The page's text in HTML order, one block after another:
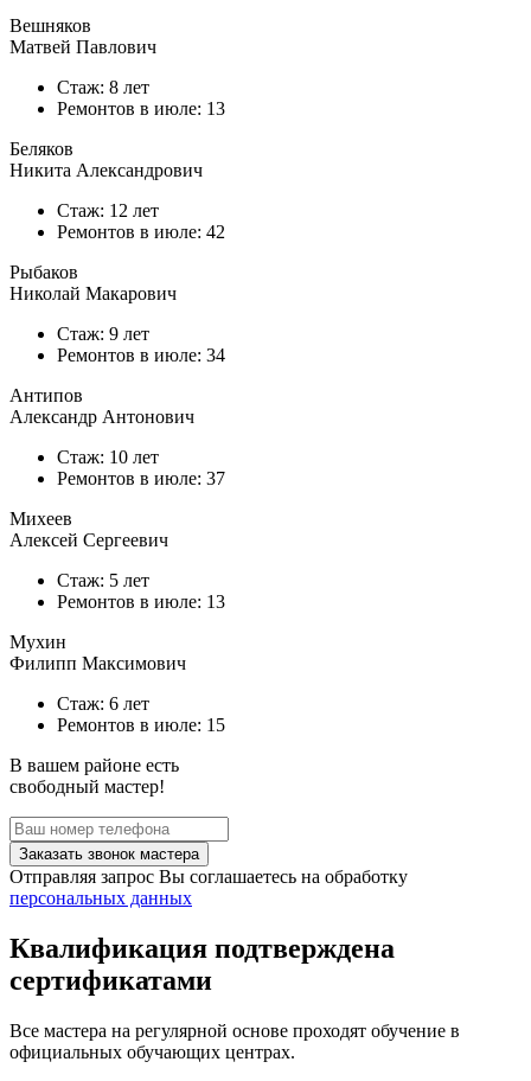
Вешняков
Матвей Павлович
Стаж: 8 лет
Ремонтов в июле: 13
Беляков
Никита Александрович
Стаж: 12 лет
Ремонтов в июле: 42
Рыбаков
Николай Макарович
Стаж: 9 лет
Ремонтов в июле: 34
Антипов
Александр Антонович
Стаж: 10 лет
Ремонтов в июле: 37
Михеев
Алексей Сергеевич
Стаж: 5 лет
Ремонтов в июле: 13
Мухин
Филипп Максимович
Стаж: 6 лет
Ремонтов в июле: 15
В вашем районе есть
свободный мастер!
Заказать звонок мастера
Отправляя запрос Вы соглашаетесь на обработку
персональных данных
Квалификация подтверждена
сертификатами
Все мастера на регулярной основе проходят обучение в
официальных обучающих центрах.